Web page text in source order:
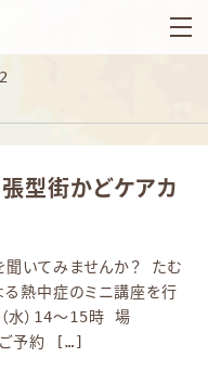
張型街かどケアカ
聞いてみませんか？ たむ
る熱中症のミニ講座を行
水）14～15時 場
予約 […]